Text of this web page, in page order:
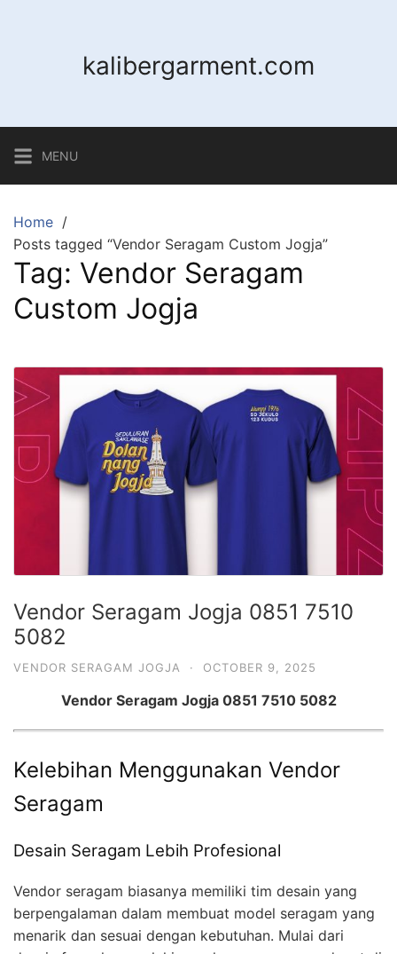
kalibergarment.com
MENU
Home
Posts tagged “Vendor Seragam Custom Jogja”
Tag: Vendor Seragam
Custom Jogja
Vendor Seragam Jogja 0851 7510
5082
VENDOR SERAGAM JOGJA · OCTOBER 9, 2025
Vendor Seragam Jogja 0851 7510 5082
Kelebihan Menggunakan Vendor
Seragam
Desain Seragam Lebih Profesional
Vendor seragam biasanya memiliki tim desain yang
berpengalaman dalam membuat model seragam yang
menarik dan sesuai dengan kebutuhan. Mulai dari